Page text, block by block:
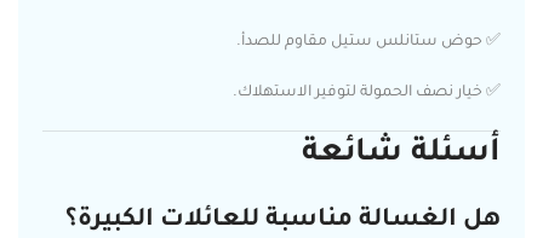
✅ حوض ستانلس ستيل مقاوم للصدأ.
✅ خيار نصف الحمولة لتوفير الاستهلاك.
أسئلة شائعة
هل الغسالة مناسبة للعائلات الكبيرة؟